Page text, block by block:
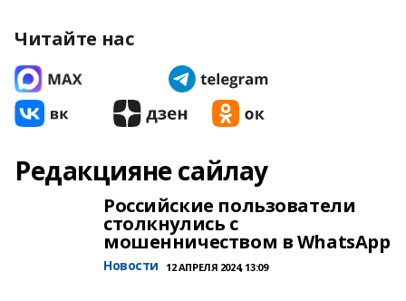
Читайте нас
Редакцияне сайлау
Российские пользователи
столкнулись с
мошенничеством в WhatsApp
Новости 12 АПРЕЛЯ 2024, 13:09